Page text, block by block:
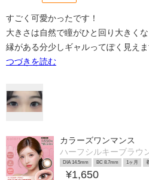
すごく可愛かったです！
大きさは自然で瞳がひと回り大きくな
縁がある分少しギャルってぽく見えま
つづきを読む
カラーズワンマンス
ハーフシルキーブラウ
DIA 14.5mm BC 8.7mm 1ヶ月
¥1,650